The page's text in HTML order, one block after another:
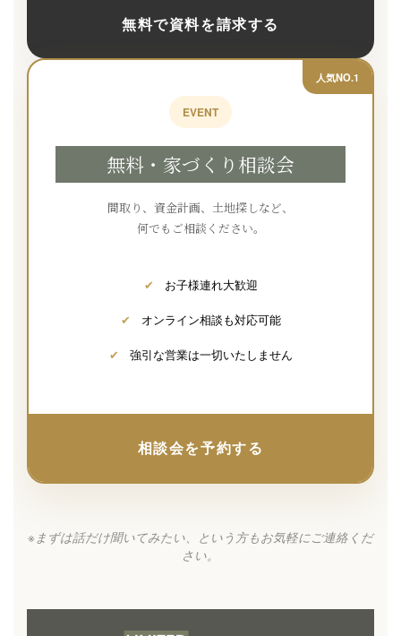
無料で資料を請求する
人気NO.1
EVENT
無料・家づくり相談会
間取り、資金計画、土地探しなど、
何でもご相談ください。
✔ お子様連れ大歓迎
✔ オンライン相談も対応可能
✔ 強引な営業は一切いたしません
相談会を予約する
※まずは話だけ聞いてみたい、という方もお気軽にご連絡くだ
さい。